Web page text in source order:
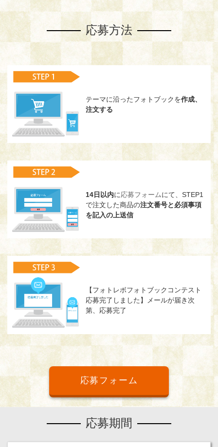
応募方法
テーマに沿ったフォトブックを作成、
注文する
14日以内に応募フォームにて、STEP1
で注文した商品の注文番号と必須事項
を記入の上送信
【フォトレボフォトブックコンテスト
応募完了しました】メールが届き次
第、応募完了
応募フォーム
応募期間